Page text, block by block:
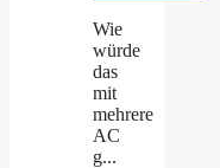
Wie
würde
das
mit
mehrere
AC
g...